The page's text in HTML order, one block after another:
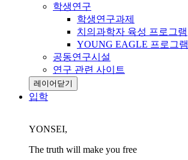
학생연구
학생연구과제
치의과학자 육성 프로그램
YOUNG EAGLE 프로그램
공동연구시설
연구 관련 사이트
레이어닫기
입학
YONSEI,
The truth will make you free